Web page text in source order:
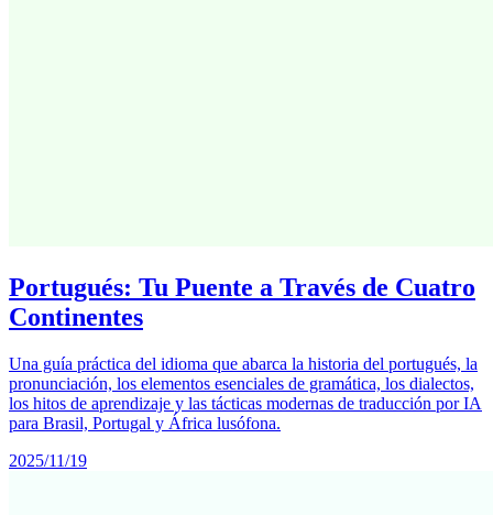
Portugués: Tu Puente a Través de Cuatro
Continentes
Una guía práctica del idioma que abarca la historia del portugués, la
pronunciación, los elementos esenciales de gramática, los dialectos,
los hitos de aprendizaje y las tácticas modernas de traducción por IA
para Brasil, Portugal y África lusófona.
2025/11/19